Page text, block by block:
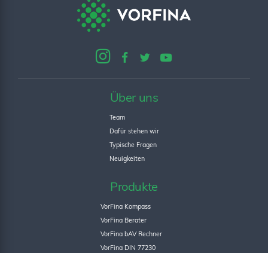
Über uns
Team
Dafür stehen wir
Typische Fragen
Neuigkeiten
Produkte
VorFina Kompass
VorFina Berater
VorFina bAV Rechner
VorFina DIN 77230